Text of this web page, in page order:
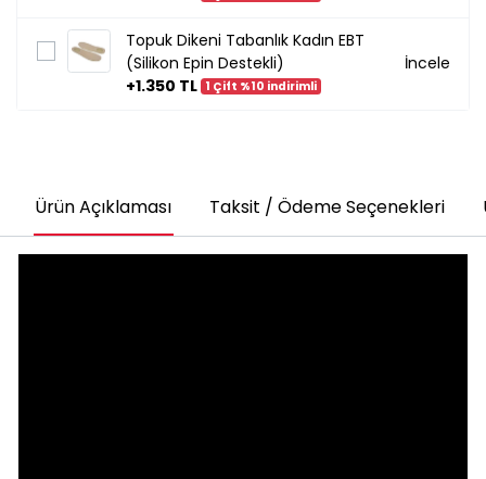
Topuk Dikeni Tabanlık Kadın EBT
(Silikon Epin Destekli)
+1.350 TL 1 Çift %10 indirimli
İncele
Ürün Açıklaması Taksit / Ödeme Seçenekleri